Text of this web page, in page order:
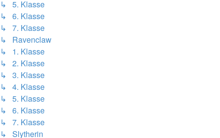
↳ 5. Klasse
↳ 6. Klasse
↳ 7. Klasse
↳ Ravenclaw
↳ 1. Klasse
↳ 2. Klasse
↳ 3. Klasse
↳ 4. Klasse
↳ 5. Klasse
↳ 6. Klasse
↳ 7. Klasse
↳ Slytherin